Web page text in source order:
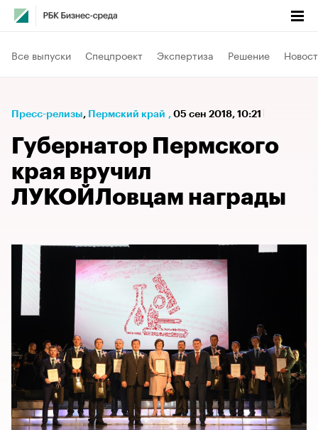
Все выпуски Спецпроект Экспертиза Решение
Пресс-релизы⁠, Пермский край , 05 сен 2018, 10:21
Губернатор Пермского
края вручил
ЛУКОЙЛовцам награды